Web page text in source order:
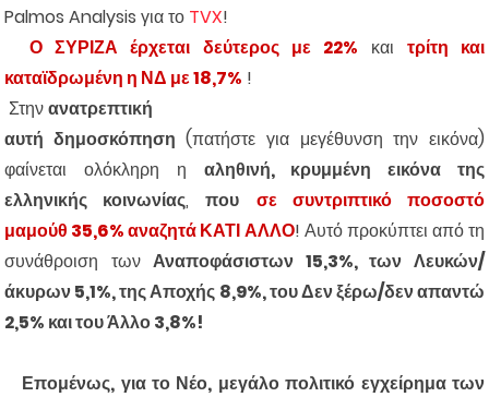
Palmos Analysis για το TVX!
Ο ΣΥΡΙΖΑ έρχεται δεύτερος με 22% και τρίτη και
καταϊδρωμένη η ΝΔ με 18,7% !
Στηνανατρεπτική
αυτή δημοσκόπηση (πατήστε για μεγέθυνση την εικόνα)
φαίνεται ολόκληρη η αληθινή, κρυμμένη εικόνα της
ελληνικής κοινωνίας,που
σε συντριπτικό ποσοστό
μαμούθ 35,6% αναζητά ΚΑΤΙ ΑΛΛΟ! Αυτό προκύπτει από τη
συνάθροιση τωνΑναποφάσιστων 15,3%, των Λευκών/
άκυρων 5,1%, της Αποχής 8,9%, του Δεν ξέρω/δεν απαντώ
2,5% και του Άλλο 3,8%!
Επομένως, για το Νέο, μεγάλο πολιτικό εγχείρημα των